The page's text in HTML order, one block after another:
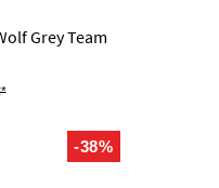
Grey Team
-38%